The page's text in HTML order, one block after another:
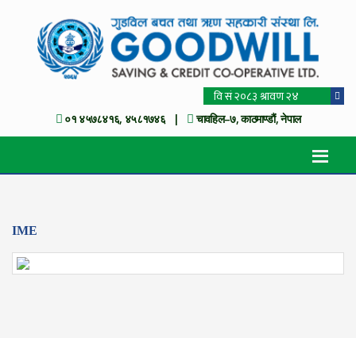
०१ ४५७८४१६, ४५८१७४६ | चावहिल–७, काठमाण्डौं, नेपाल
IME